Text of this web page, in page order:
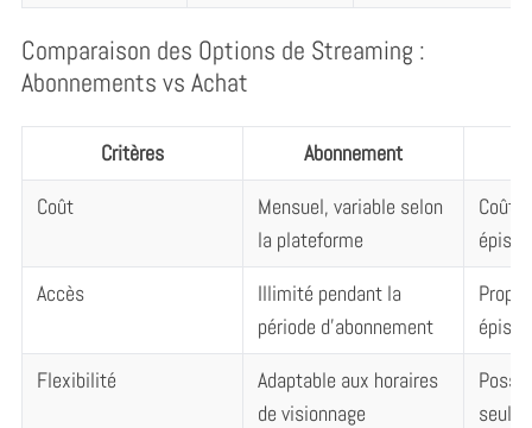
Comparaison des Options de Streaming :
Abonnements vs Achat
Critères Abonnement
Coût
Mensuel, variable selon
la plateforme
Coût
Accès
Illimité pendant la
période d’abonnement
Flexibilité
Adaptable aux horaires
de visionnage